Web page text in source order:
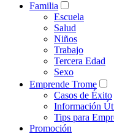
Familia
Escuela
Salud
Niños
Trabajo
Tercera Edad
Sexo
Emprende Trome
Casos de Éxito
Información
Tips para
Promoción